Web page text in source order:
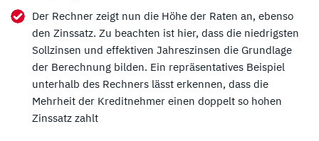
Der Rechner zeigt nun die Höhe der Raten an, ebenso
den Zinssatz. Zu beachten ist hier, dass die niedrigsten
Sollzinsen und effektiven Jahreszinsen die Grundlage
der Berechnung bilden. Ein repräsentatives Beispiel
unterhalb des Rechners lässt erkennen, dass die
Mehrheit der Kreditnehmer einen doppelt so hohen
Zinssatz zahlt